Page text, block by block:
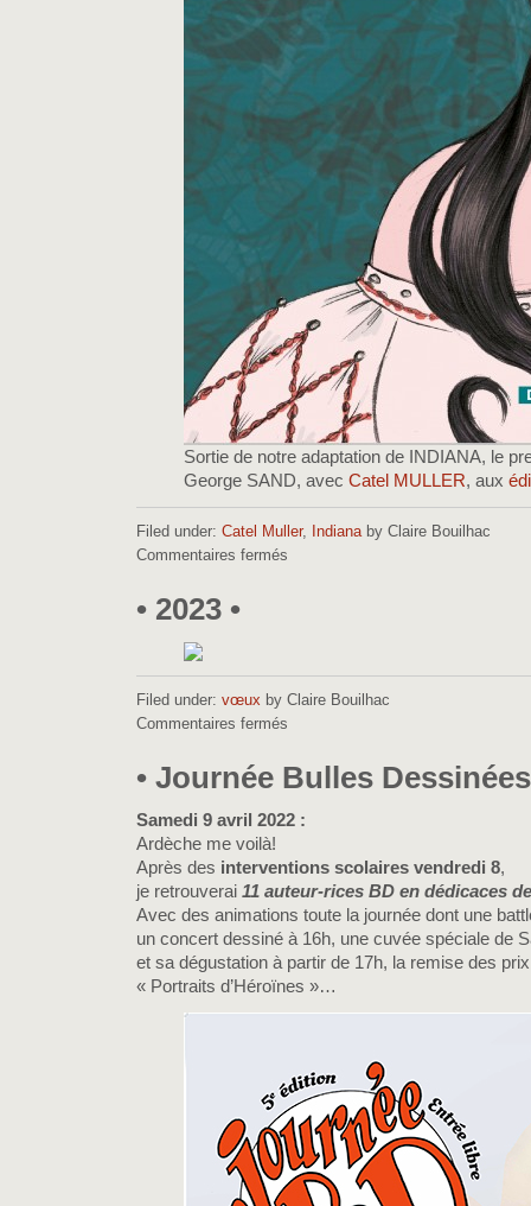
Sortie de notre adaptation de INDIANA, le
George SAND, avec Catel MULLER, aux
Filed under: Catel Muller, Indianaby Claire Bouilhac
Commentaires fermés
• 2023 •
Filed under: vœux by Claire Bouilhac
Commentaires fermés
•
• Journée Bulles Dessinées
Samedi 9 avril 2022 :
Ardèche me voilà!
Après des interventions scolaires vendredi 8,
je retrouverai 11 auteur-rices BD en dédicaces
Avec des animations toute la journée dont une
un concert dessiné à 16h, une cuvée spéciale de
et sa dégustation à partir de 17h, la remise des
« Portraits d’Héroïnes »…